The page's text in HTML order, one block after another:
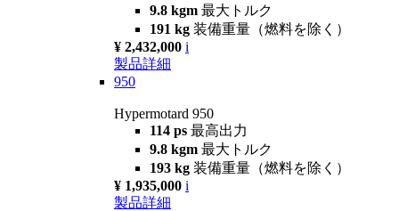
9.8 kgm 最大トルク
191 kg 装備重量（燃料を除く）
¥ 2,432,000 i
製品詳細
950
Hypermotard 950
114 ps 最高出力
9.8 kgm 最大トルク
193 kg 装備重量（燃料を除く）
¥ 1,935,000 i
製品詳細